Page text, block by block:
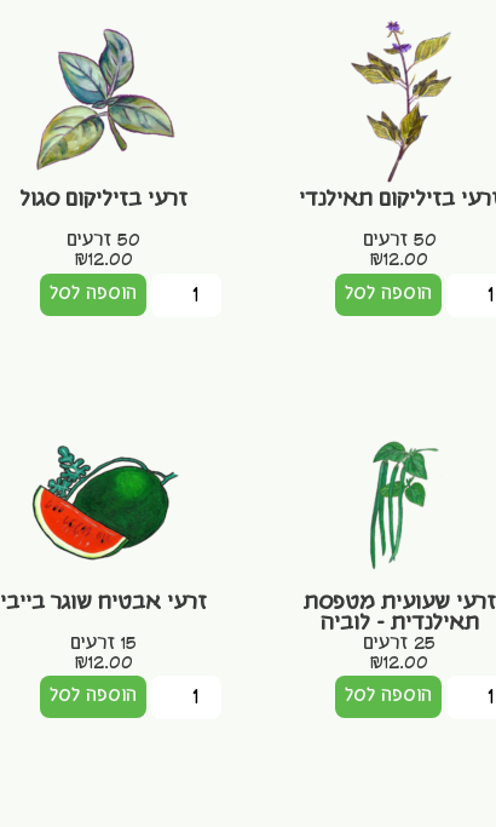
בזיליקום תאילנדי
50 זרעים
₪12.00
הוספה לסל
זרעי בזיליקום סגול
50 זרעים
₪12.00
הוספה לסל
זרעי שעועית מטפסת
תאילנדית – לוביה
25 זרעים
₪12.00
הוספה לסל
זרעי אבטיח שוגר בייבי
15 זרעים
₪12.00
הוספה לסל